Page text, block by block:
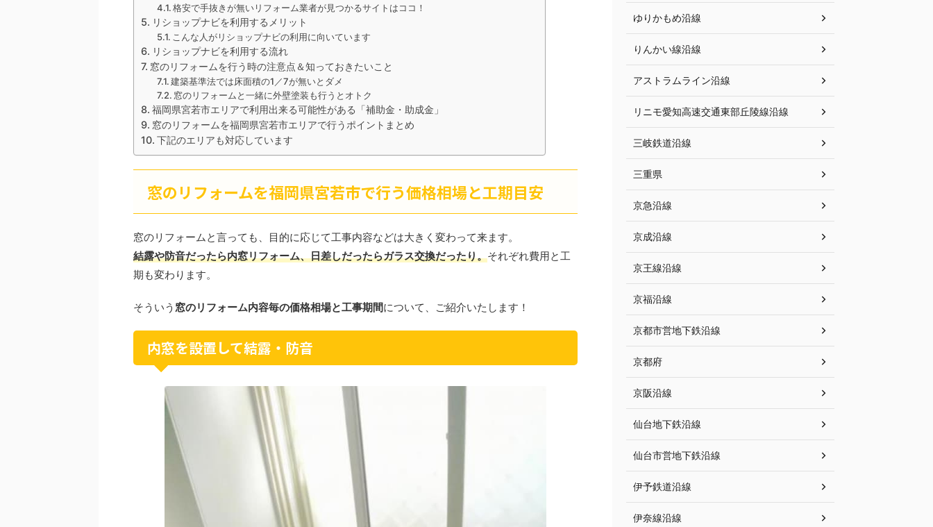
格安で手抜きが無いリフォーム業者が見つかるサイトはココ！
リショップナビを利用するメリット
こんな人がリショップナビの利用に向いています
リショップナビを利用する流れ
窓のリフォームを行う時の注意点＆知っておきたいこと
建築基準法では床面積の1／7が無いとダメ
窓のリフォームと一緒に外壁塗装も行うとオトク
福岡県宮若市エリアで利用出来る可能性がある「補助金・助成金」
窓のリフォームを福岡県宮若市エリアで行うポイントまとめ
下記のエリアも対応しています
窓のリフォームを福岡県宮若市で行う価格相場と工期目安
窓のリフォームと言っても、目的に応じて工事内容などは大きく変わって来ます。
結露や防音だったら内窓リフォーム、日差しだったらガラス交換だったり。それぞれ費用と工
期も変わります。
そういう 窓のリフォーム内容毎の価格相場と工事期間について、ご紹介いたします！
内窓を設置して結露・防音
ゆりかもめ沿線
りんかい線沿線
アストラムライン沿線
リニモ愛知高速交通東部丘陵線沿線
三岐鉄道沿線
三重県
京急沿線
京成沿線
京王線沿線
京福沿線
京都市営地下鉄沿線
京都府
京阪沿線
仙台地下鉄沿線
仙台市営地下鉄沿線
伊予鉄道沿線
伊奈線沿線